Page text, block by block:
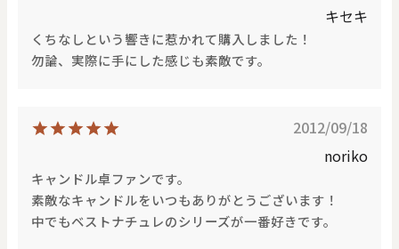
キセキ
くちなしという響きに惹かれて購入しました！
勿論、実際に手にした感じも素敵です。
2012/09/18
noriko
キャンドル卓ファンです。
素敵なキャンドルをいつもありがとうございます！
中でもベストナチュレのシリーズが一番好きです。